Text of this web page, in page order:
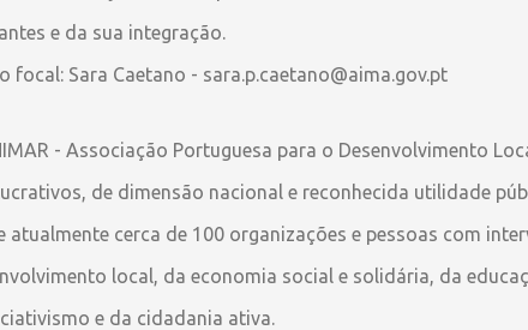
e da sua integração.
focal: Sara Caetano - sara.p.caetano@aima.gov.pt
- Associação Portuguesa para o Desenvolvimento
de dimensão nacional e reconhecida utilidade
atualmente cerca de 100 organizações e pessoas com
local, da economia social e solidária, da
e da cidadania ativa.